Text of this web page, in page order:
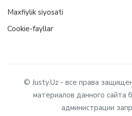
Maxfiylik siyosati
Cookie-fayllar
© Justy.Uz - все права
материалов данного сайта
администрации